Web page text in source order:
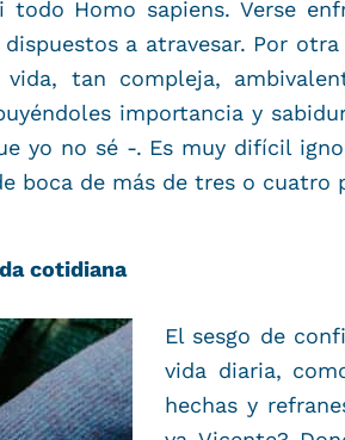
Homo sapiens. Verse
a atravesar. Por
tan compleja,
importancia y
yo no sé -. Es muy difícil
boca de más de tres o cuatro
cotidiana
El sesgo de
vida diaria,
hechas y